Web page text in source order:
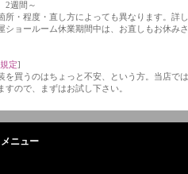
間～
所・程度・直し方によっても異なります。詳
ョールーム休業期間中は、お直しもお休み
定]
を買うのはちょっと不安、という方。当店で
すので、まずはお試し下さい。
メニュー